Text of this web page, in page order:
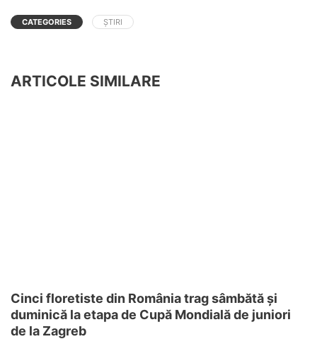
CATEGORIES ȘTIRI
ARTICOLE SIMILARE
Cinci floretiste din România trag sâmbătă și
duminică la etapa de Cupă Mondială de juniori
de la Zagreb